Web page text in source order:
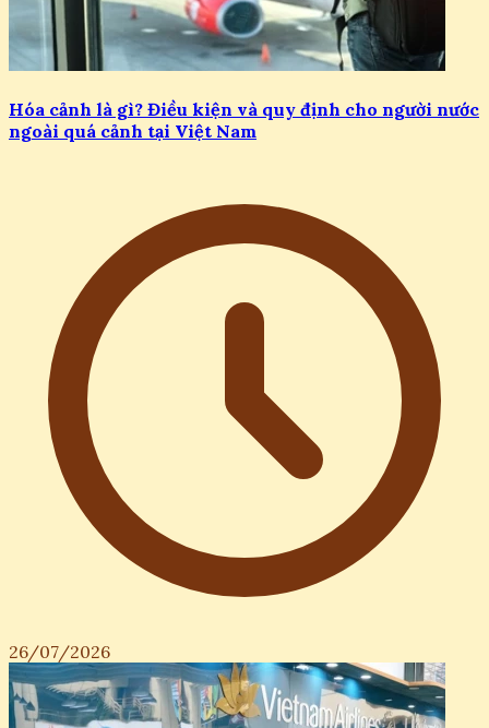
Hóa cảnh là gì? Điều kiện và quy định cho người nước
ngoài quá cảnh tại Việt Nam
26/07/2026